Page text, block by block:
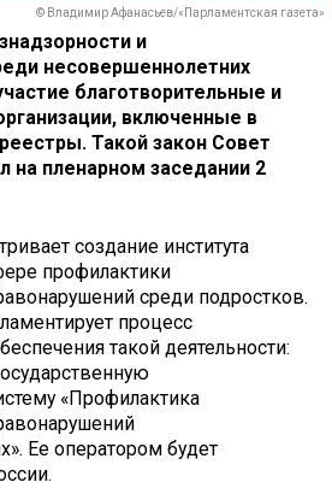
© Владимир Афанасьев/«Парламентская газета»
и
несовершеннолетних
благотворительные и
включенные в
Такой закон Совет
на пленарном заседании 2
создание института
профилактики
среди подростков.
процесс
такой деятельности:
«Профилактика
Ее оператором будет